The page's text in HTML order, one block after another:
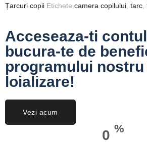
Țarcuri copii Etichete camera copilului, tarc,
Acceseaza-ti
bucura-te de
programului nostru
loializare!
Vezi acum
0 %